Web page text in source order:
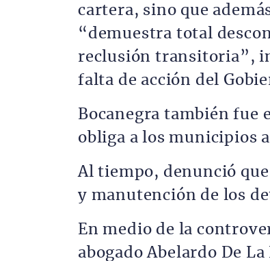
cartera, sino que
“demuestra total
reclusión transitoria”,
falta de acción del
Bocanegra también fue
obliga a los municipios
Al tiempo, denunció
y manutención de los
En medio de la
abogado Abelardo De